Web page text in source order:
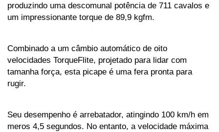
produzindo uma descomunal potência de 711 cavalos e
um impressionante torque de 89,9 kgfm.
Combinado a um câmbio automático de oito
velocidades TorqueFlite, projetado para lidar com
tamanha força, esta picape é uma fera pronta para
rugir.
Seu desempenho é arrebatador, atingindo 100 km/h em
meros 4,5 segundos. No entanto, a velocidade máxima